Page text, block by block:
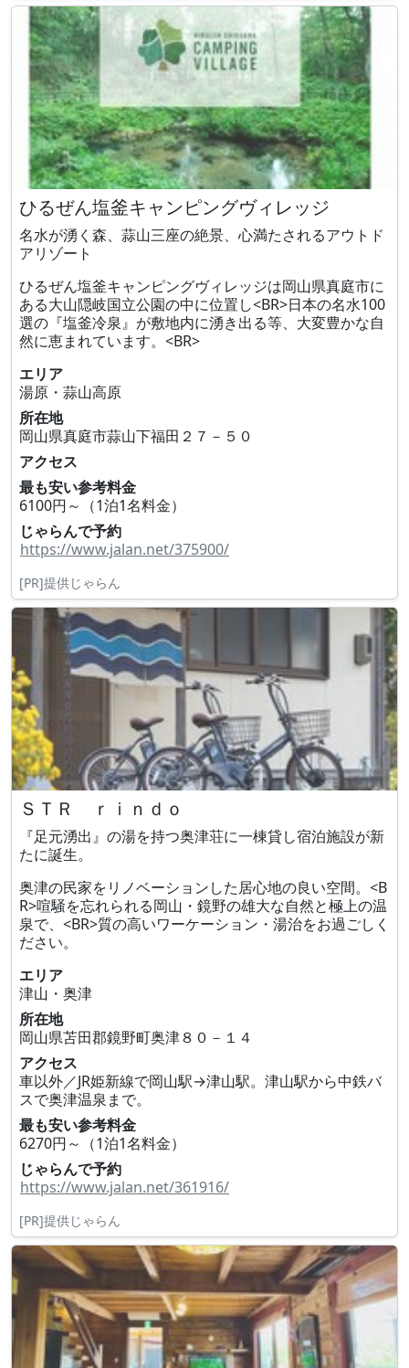
ひるぜん塩釜キャンピングヴィレッジ
名水が湧く森、蒜山三座の絶景、心満たされるアウトド
アリゾート
ひるぜん塩釜キャンピングヴィレッジは岡山県真庭市に
ある大山隠岐国立公園の中に位置し<BR>日本の名水100
選の『塩釜冷泉』が敷地内に湧き出る等、大変豊かな自
然に恵まれています。<BR>
エリア
湯原・蒜山高原
所在地
岡山県真庭市蒜山下福田２７－５０
アクセス
最も安い参考料金
6100円～（1泊1名料金）
じゃらんで予約
https://www.jalan.net/375900/
[PR]提供じゃらん
ＳＴＲ ｒｉｎｄｏ
『足元湧出』の湯を持つ奥津荘に一棟貸し宿泊施設が新
たに誕生。
奥津の民家をリノベーションした居心地の良い空間。<B
R>喧騒を忘れられる岡山・鏡野の雄大な自然と極上の温
泉で、<BR>質の高いワーケーション・湯治をお過ごしく
ださい。
エリア
津山・奥津
所在地
岡山県苫田郡鏡野町奥津８０－１４
アクセス
車以外／JR姫新線で岡山駅→津山駅。津山駅から中鉄バ
スで奥津温泉まで。
最も安い参考料金
6270円～（1泊1名料金）
じゃらんで予約
https://www.jalan.net/361916/
[PR]提供じゃらん